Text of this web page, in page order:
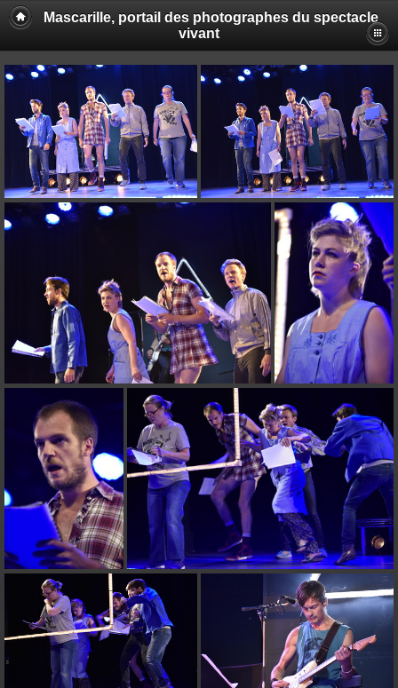
Mascarille, portail des photographes du spectacle
vivant